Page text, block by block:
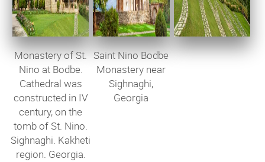
Monastery of St.
Nino at Bodbe.
Cathedral was
constructed in IV
century, on the
tomb of St. Nino.
Sighnaghi. Kakheti
region. Georgia.
Saint Nino Bodbe
Monastery near
Sighnaghi,
Georgia